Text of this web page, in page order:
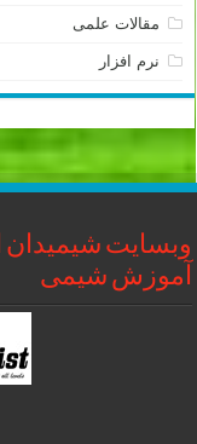
مقالات علمی
نرم افزار
وبسایت شیمیدان
آموزش شیمی